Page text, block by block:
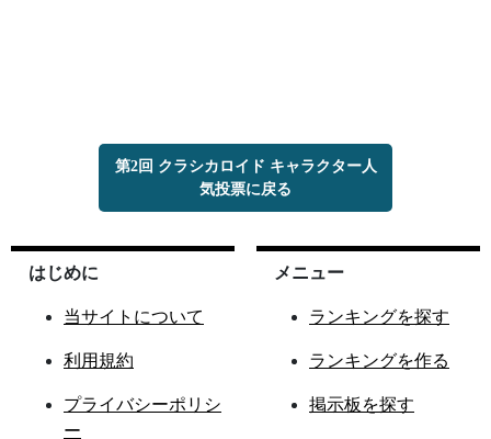
第2回 クラシカロイド キャラクター人
気投票に戻る
はじめに
当サイトについて
利用規約
プライバシーポリシ
ー
メニュー
ランキングを探す
ランキングを作る
掲示板を探す